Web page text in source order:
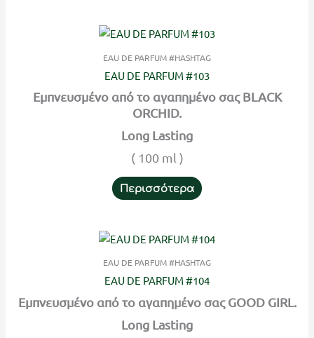
EAU DE PARFUM #HASHTAG
EAU DE PARFUM #103
Εμπνευσμένο από το αγαπημένο σας BLACK
ORCHID.
Long Lasting
( 100 ml )
Περισσότερα
EAU DE PARFUM #HASHTAG
EAU DE PARFUM #104
Εμπνευσμένο από το αγαπημένο σας GOOD GIRL.
Long Lasting